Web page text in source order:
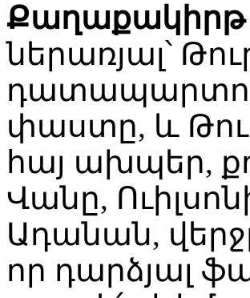
Քաղաքակիրթ
ներառյալ՝
փաստը, և
հայ ախպեր,
Վանը,
Ադանան,
որ դարձյալ